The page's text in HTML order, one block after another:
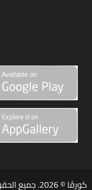
كورڤا © 2026. جميع الحقوق محفوظة.